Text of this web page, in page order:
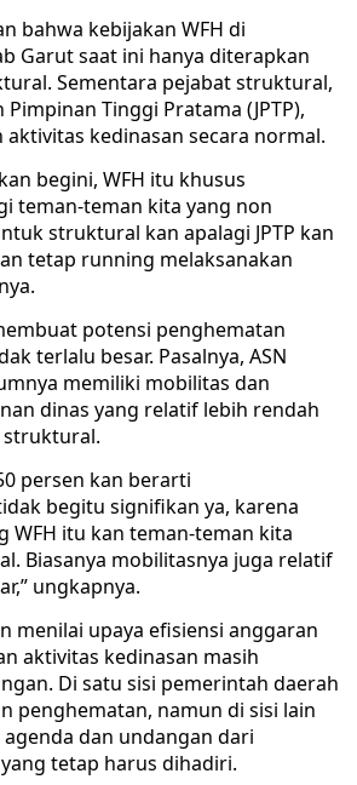
bahwa kebijakan WFH di
Garut saat ini hanya diterapkan
Sementara pejabat struktural,
Pimpinan Tinggi Pratama (JPTP),
kedinasan secara normal.
begini, WFH itu khusus
teman-teman kita yang non
struktural kan apalagi JPTP kan
tetap running melaksanakan
potensi penghematan
terlalu besar. Pasalnya, ASN
memiliki mobilitas dan
dinas yang relatif lebih rendah
persen kan berarti
begitu signifikan ya, karena
WFH itu kan teman-teman kita
Biasanya mobilitasnya juga relatif
ungkapnya.
menilai upaya efisiensi anggaran
aktivitas kedinasan masih
Di satu sisi pemerintah daerah
penghematan, namun di sisi lain
dan undangan dari
tetap harus dihadiri.